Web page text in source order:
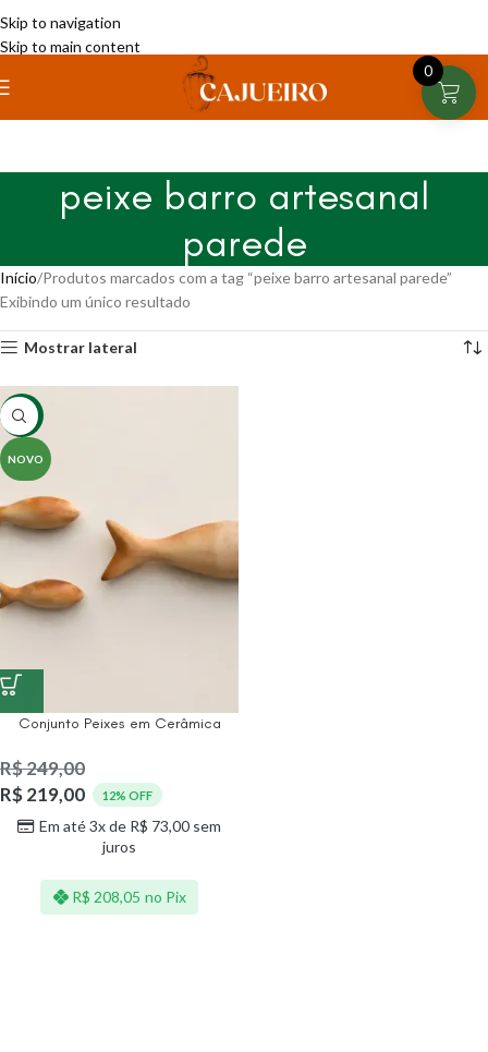
Skip to navigation
Skip to main content
peixe barro artesanal
parede
Início Produtos marcados com a tag “peixe barro artesanal parede”
Exibindo um único resultado
Mostrar lateral
-12%
NOVO
Conjunto Peixes em Cerâmica
R$249,00
R$219,00 12% OFF
Em até 3x de R$ 73,00sem
juros
R$ 208,05 no Pix
0